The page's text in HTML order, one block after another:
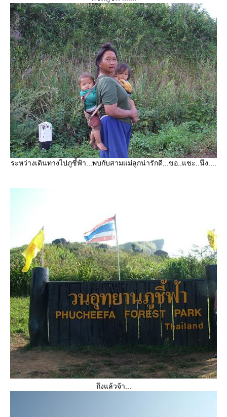
ระหว่างเดินทางไปภูชี้ฟ้า...พบกับสามแม่ลูกน่ารักดี...ขอ..แชะ..นึง....
ถึงแล้วจ้า...